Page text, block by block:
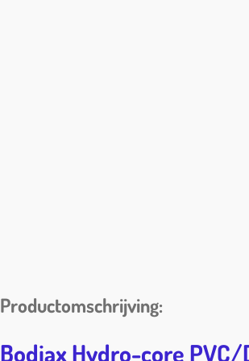
Productomschrijving:
Bodiax Hydro-core PVC/